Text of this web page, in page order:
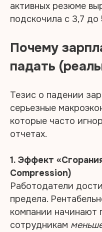
активных резюме
подскочила с 3,7 до
Почему
падать
Тезис о падении
серьезные
которые часто
отчетах.
1. Эффект
Compression)
Работодатели
предела.
компании начинают
сотрудникам